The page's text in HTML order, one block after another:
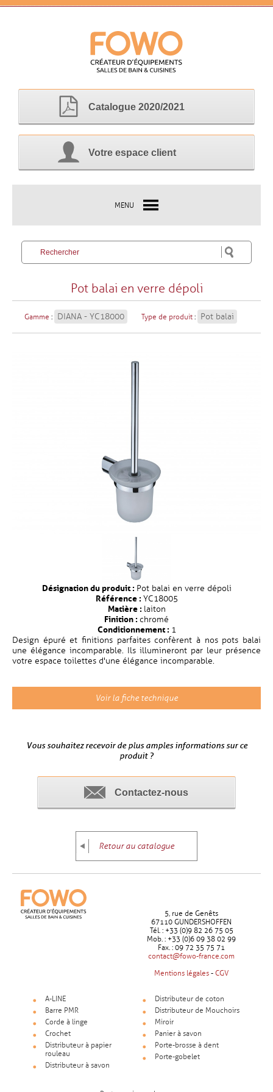
Catalogue 2020/2021
Votre espace client
MENU
Pot balai en verre dépoli
Gamme : DIANA - YC18000 Type de produit: Pot balai
Désignation du produit : Pot balai en verre dépoli
Référence : YC18005
Matière : laiton
Finition : chromé
Conditionnement : 1
Design épuré et finitions parfaites confèrent à nos pots balai
une élégance incomparable. Ils illumineront par leur présence
votre espace toilettes d'une élégance incomparable.
Voir la fiche technique
Vous souhaitez recevoir de plus amples informations sur ce
produit ?
Contactez-nous
Retour au catalogue
5, rue de Genêts
67110 GUNDERSHOFFEN
Tél. : +33 (0)9 82 26 75 05
Mob. : +33 (0)6 09 38 02 99
Fax. : 09 72 35 75 71
contact@fowo-france.com
Mentions légales - CGV
A-LINE
Barre PMR
Corde à linge
Crochet
Distributeur à papier
rouleau
Distributeur à savon
Distributeur de coton
Distributeur de Mouchoirs
Miroir
Panier à savon
Porte-brosse à dent
Porte-gobelet